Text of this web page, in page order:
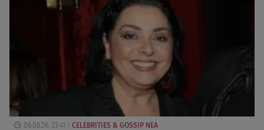
06.08.26, 23:41 CELEBRITIES & GOSSIP ΝΕΑ